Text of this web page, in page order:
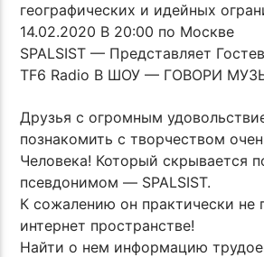
географических и идейных
14.02.2020 В 20:00 по Москве
SPALSIST — Представляет
TF6 Radio В ШОУ — ГОВОРИ
Друзья с огромным
познакомить с творчеством
Человека! Который скрывается
псевдонимом — SPALSIST.
К сожалению он практически не
интернет пространстве!
Найти о нем информацию